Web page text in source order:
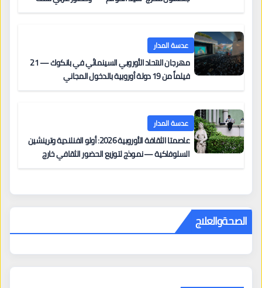
عدسة المدار
مهرجان الاتحاد الأوروبي السينمائي في بانكوك — 21
فيلماً من 19 دولة أوروبية بالدخول المجاني
عدسة المدار
عاصمتا الثقافة الأوروبية 2026: أولو الفنلندية وترينشين
السلوفاكية — نموذج لتوزيع الحضور الثقافي خارج
الصحةوالعلاج